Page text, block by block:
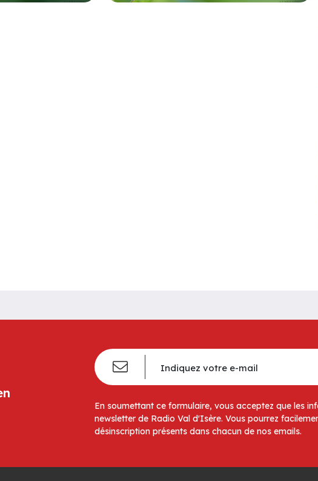
En soumettant ce formulaire, vous acceptez que les
newsletter de Radio Val d'Isère. Vous pourrez
désinscription présents dans chacun de nos emails.